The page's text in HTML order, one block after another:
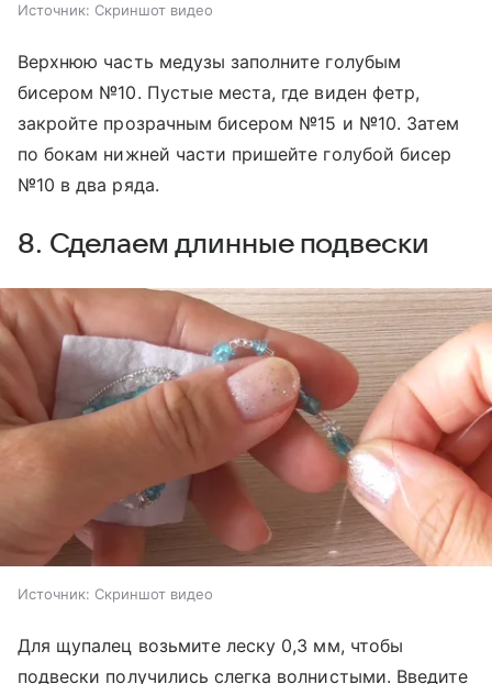
Источник: Скриншот видео
Верхнюю часть медузы заполните голубым
бисером №10. Пустые места, где виден фетр,
закройте прозрачным бисером №15 и №10. Затем
по бокам нижней части пришейте голубой бисер
№10 в два ряда.
8. Сделаем длинные подвески
Источник: Скриншот видео
Для щупалец возьмите леску 0,3 мм, чтобы
подвески получились слегка волнистыми. Введите